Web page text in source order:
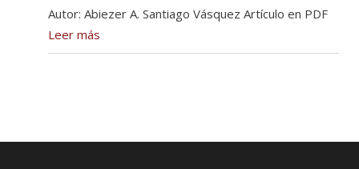
Autor: Abiezer A. Santiago Vásquez Artículo en PDF
Leer más